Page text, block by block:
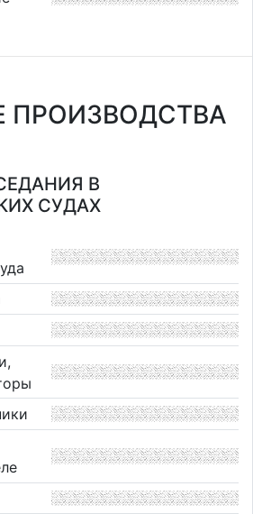
ПРОИЗВОДСТВА
В
СУДАХ